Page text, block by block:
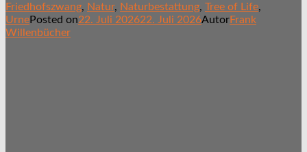
Friedhofszwang, Natur, Naturbestattung, Tree of Life,
UrnePosted on22. Juli 202622. Juli 2026AutorFrank
Willenbücher